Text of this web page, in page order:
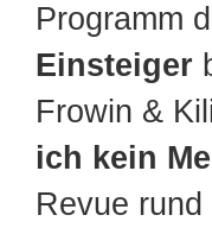
Programm
Einsteiger
Frowin &
ich kein
Revue